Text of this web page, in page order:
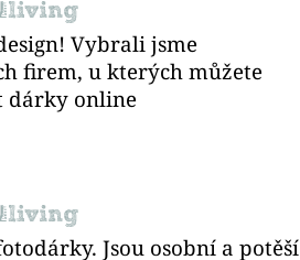
Vybrali jsme
firem, u kterých můžete
dárky online
Jsou osobní a potěší